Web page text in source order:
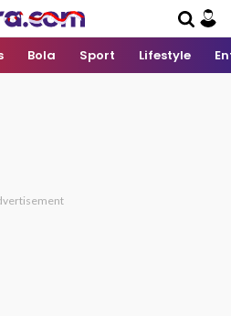
Bola Sport Lifestyle